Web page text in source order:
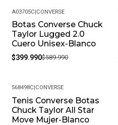
-32%
A03705C|CONVERSE
Botas Converse Chuck
Taylor Lugged 2.0
Cuero Unisex-Blanco
$399.990$589.990
-20%
568498C CONVERSE
Tenis Converse Botas
Chuck Taylor All Star
Move Mujer-Blanco